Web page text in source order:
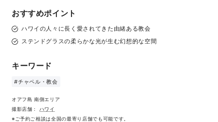
おすすめポイント
ハワイの人々に長く愛されてきた由緒ある教会
ステンドグラスの柔らかな光が生む幻想的な空間
キーワード
#チャペル・教会
オアフ島 南側エリア
撮影店舗： ハワイ
※ご予約ご相談は全国の最寄り店舗でも可能です。